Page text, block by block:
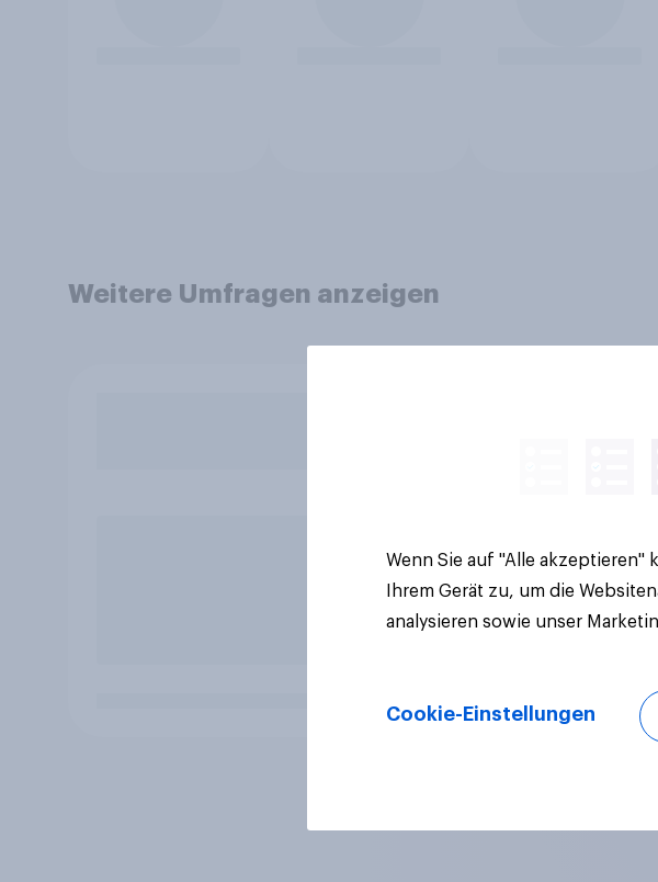
Weitere Umfragen anzeigen
Wenn Sie auf "Alle akzeptieren"
Ihrem Gerät zu, um die
analysieren sowie unser
Cookie-Einstellungen